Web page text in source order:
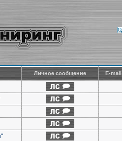
Личное сообщение E-